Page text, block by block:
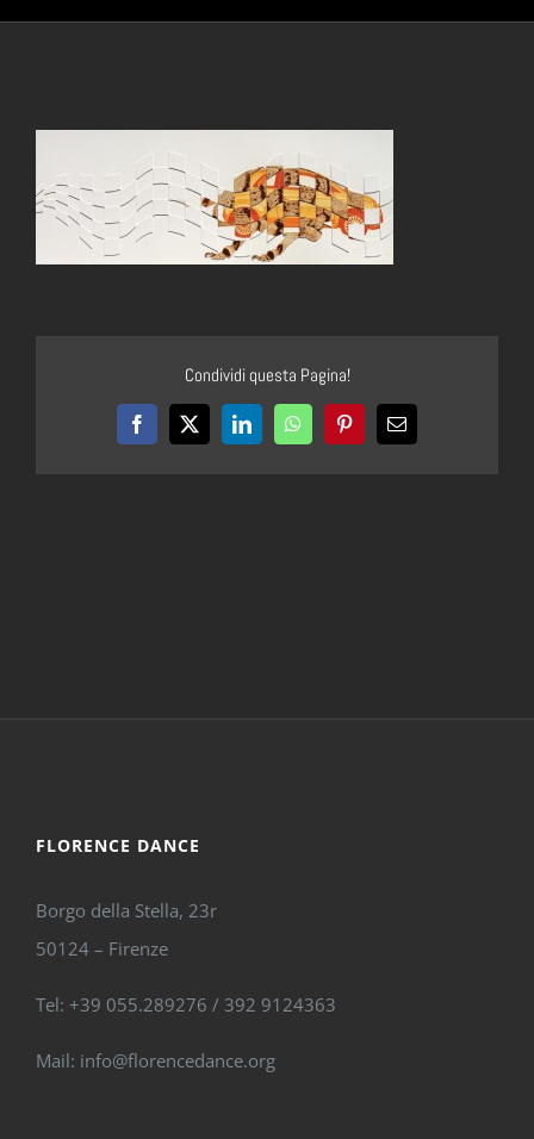
Condividi questa Pagina!
Facebook
X LinkedInWhatsAppPinterestEmail
FLORENCE DANCE
Borgo della Stella, 23r
50124 – Firenze
Tel: +39 055.289276 / 392 9124363
Mail: info@florencedance.org